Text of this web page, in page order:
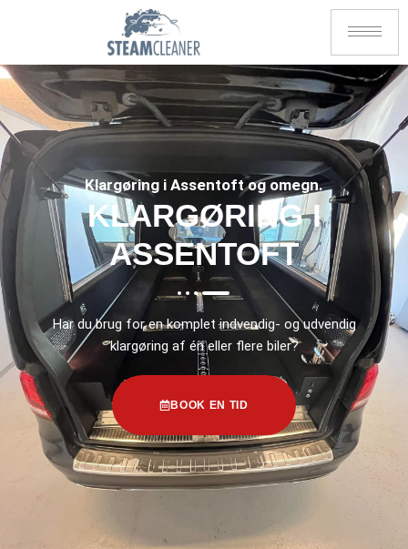
Klargøring i Assentoft og omegn.
KLARGØRING I
ASSENTOFT
Har du brug for en komplet indvendig- og udvendig
klargøring af én eller flere biler?
BOOK EN TID